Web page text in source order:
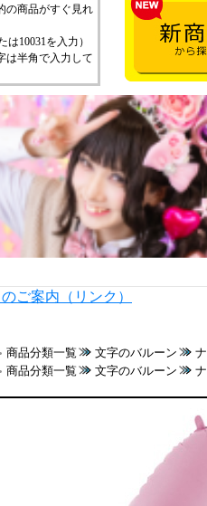
の商品がすぐ見れ
は10031を入力）
は半角で入力して
ご案内（リンク）
商品分類一覧 文字のバルーン
商品分類一覧
文字のバルーン